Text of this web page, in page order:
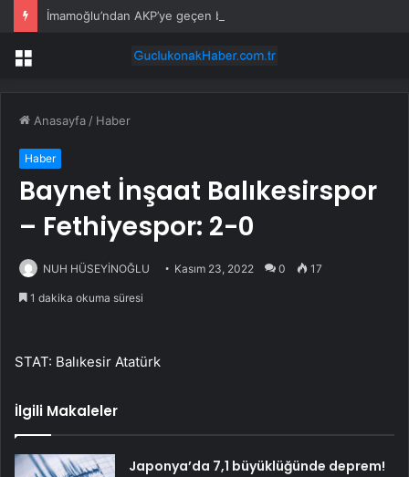
İmamoğlu’ndan AKP’ye geçen belediye başkanlarına tepki
Menü
Anasayfa / Haber
Haber
Baynet İnşaat Balıkesirspor
– Fethiyespor: 2-0
NUH HÜSEYİNOĞLU Kasım 23, 2022 0 17
1 dakika okuma süresi
STAT: Balıkesir Atatürk
İlgili Makaleler
Japonya’da 7,1 büyüklüğünde deprem!